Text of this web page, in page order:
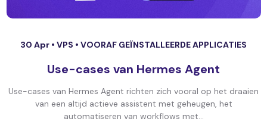
30 Apr • VPS • VOORAF GEÏNSTALLEERDE APPLICATIES
Use-cases van Hermes Agent
Use-cases van Hermes Agent richten zich vooral op het draaien
van een altijd actieve assistent met geheugen, het
automatiseren van workflows met...